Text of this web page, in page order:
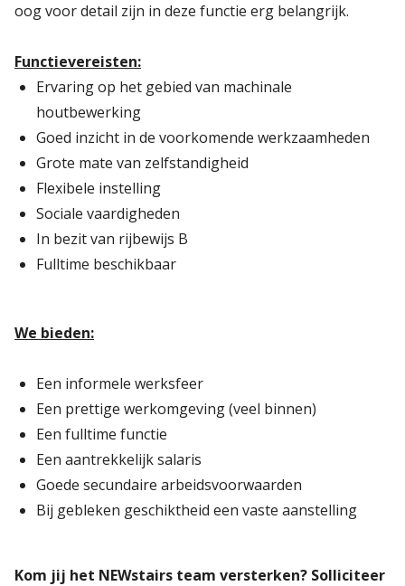
oog voor detail zijn in deze functie erg belangrijk.
Functievereisten:
Ervaring op het gebied van machinale
houtbewerking
Goed inzicht in de voorkomende werkzaamheden
Grote mate van zelfstandigheid
Flexibele instelling
Sociale vaardigheden
In bezit van rijbewijs B
Fulltime beschikbaar
We bieden:
Een informele werksfeer
Een prettige werkomgeving (veel binnen)
Een fulltime functie
Een aantrekkelijk salaris
Goede secundaire arbeidsvoorwaarden
Bij gebleken geschiktheid een vaste aanstelling
Kom jij het NEWstairs team versterken? Solliciteer